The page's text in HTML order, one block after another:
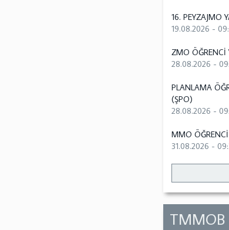
16. PEYZAJMO
19.08.2026 -
ZMO ÖĞRENCİ
28.08.2026 -
PLANLAMA
(ŞPO)
28.08.2026 -
MMO
31.08.2026 -